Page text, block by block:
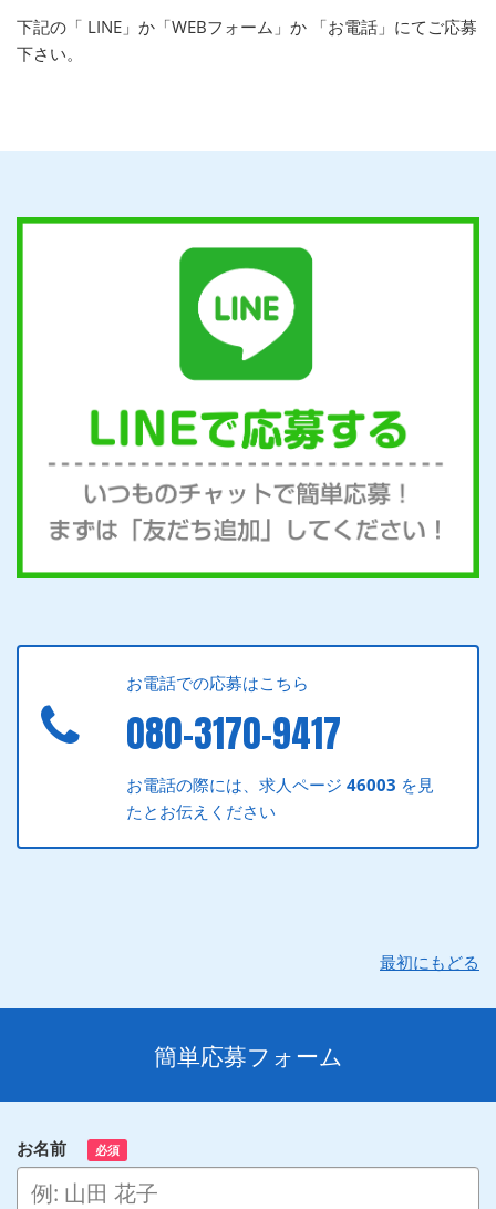
下記の「 LINE」か「WEBフォーム」か 「お電話」にてご応募
下さい。
お電話での応募はこちら
080-3170-9417
お電話の際には、求人ページ46003 を見
たとお伝えください
最初にもどる
簡単応募フォーム
お名前 必須